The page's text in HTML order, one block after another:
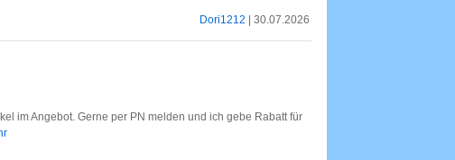
Dori1212 | 30.07.2026
im Angebot. Gerne per PN melden und ich gebe Rabatt für